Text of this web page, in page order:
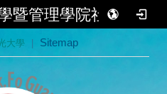
暨管理學院社會學系
大學 | Sitemap